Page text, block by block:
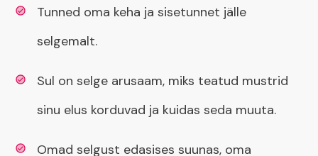
Tunned oma keha ja sisetunnet jälle
selgemalt.
Sul on selge arusaam, miks teatud mustrid
sinu elus korduvad ja kuidas seda muuta.
Omad selgust edasises suunas, oma